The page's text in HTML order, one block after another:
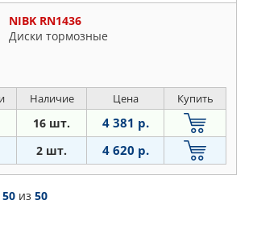
NIBK RN1436
Диски тормозные
Наличие Цена Купить
16 шт. 4 381 р.
2 шт. 4 620 р.
50 из 50